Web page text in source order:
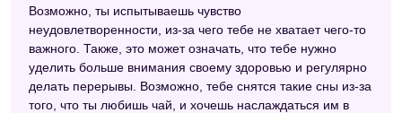
Возможно, ты испытываешь чувство
неудовлетворенности, из-за чего тебе не хватает чего-то
важного. Также, это может означать, что тебе нужно
уделить больше внимания своему здоровью и регулярно
делать перерывы. Возможно, тебе снятся такие сны из-за
того, что ты любишь чай, и хочешь наслаждаться им в